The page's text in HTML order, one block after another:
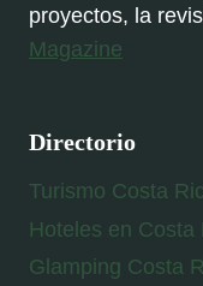
proyectos, la
Magazine
Directorio
Turismo Costa
Hoteles en Costa
Glamping Costa